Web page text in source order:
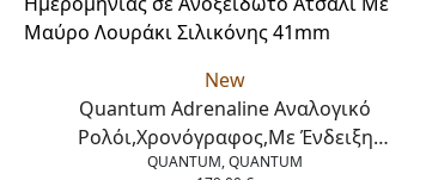
New
Quantum Adrenaline Αναλογικό
Ρολόι,Χρονόγραφος,Με Ένδειξη
Ημερομηνίας σε Ανοξείδωτο Ατσάλι Με
QUANTUM, QUANTUM